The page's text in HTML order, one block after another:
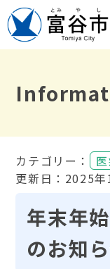
カテゴリー：
更新日：2025
年末年
のお知